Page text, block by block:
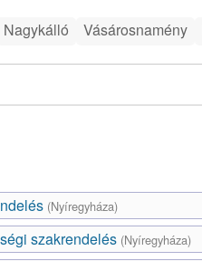
Nagykálló Vásárosnamény
(Nyíregyháza)
szakrendelés (Nyíregyháza)